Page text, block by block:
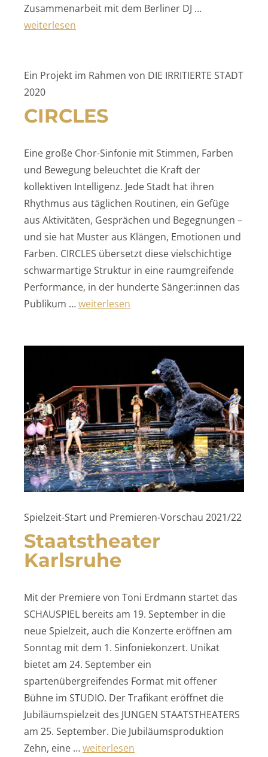
Zusammenarbeit mit dem Berliner DJ …
„»No Tears Left to Cry«“
weiterlesen
Ein Projekt im Rahmen von DIE IRRITIERTE STADT
2020
CIRCLES
Eine große Chor-Sinfonie mit Stimmen, Farben
und Bewegung beleuchtet die Kraft der
kollektiven Intelligenz. Jede Stadt hat ihren
Rhythmus aus täglichen Routinen, ein Gefüge
aus Aktivitäten, Gesprächen und Begegnungen –
und sie hat Muster aus Klängen, Emotionen und
Farben. CIRCLES übersetzt diese vielschichtige
schwarmartige Struktur in eine raumgreifende
Performance, in der hunderte Sänger:innen das
Publikum …„CIRCLES“
weiterlesen
Spielzeit-Start und Premieren-Vorschau 2021/22
Staatstheater
Karlsruhe
Mit der Premiere von Toni Erdmann startet das
SCHAUSPIEL bereits am 19. September in die
neue Spielzeit, auch die Konzerte eröffnen am
Sonntag mit dem 1. Sinfoniekonzert. Unikat
bietet am 24. September ein
spartenübergreifendes Format mit offener
Bühne im STUDIO. Der Trafikant eröffnet die
Jubiläumspielzeit des JUNGEN STAATSTHEATERS
am 25. September. Die Jubiläumsproduktion
Zehn, eine …„Staatstheater Karlsruhe“
weiterlesen